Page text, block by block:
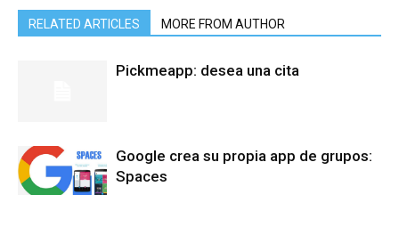
RELATED ARTICLES MORE FROM AUTHOR
Pickmeapp: desea una cita
Google crea su propia app de grupos:
Spaces